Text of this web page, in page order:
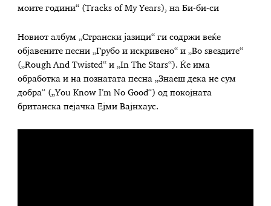
моите години“ (Tracks of My Years), на Би-би-си
Новиот албум „Странски јазици“ ги содржи веќе
објавените песни „Грубо и искривено“ и „Во ѕвездите“
(„Rough And Twisted“ и „In The Stars“). Ќе има
обработка и на познатата песна „Знаеш дека не сум
добра“ („You Know I’m No Good“) од покојната
британска пејачка Ејми Вајнхаус.